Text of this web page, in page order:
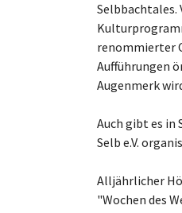
Selbbachtales.
renommierter
Aufführungen
Augenmerk
Auch gibt es in
Selb e.V.
Alljährlicher
"Wochen des